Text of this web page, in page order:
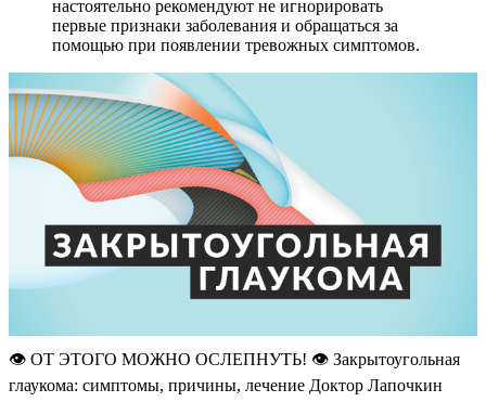
настоятельно рекомендуют не игнорировать
первые признаки заболевания и обращаться за
помощью при появлении тревожных симптомов.
👁️ ОТ ЭТОГО МОЖНО ОСЛЕПНУТЬ! 👁️ Закрытоугольная
глаукома: симптомы, причины, лечение Доктор Лапочкин